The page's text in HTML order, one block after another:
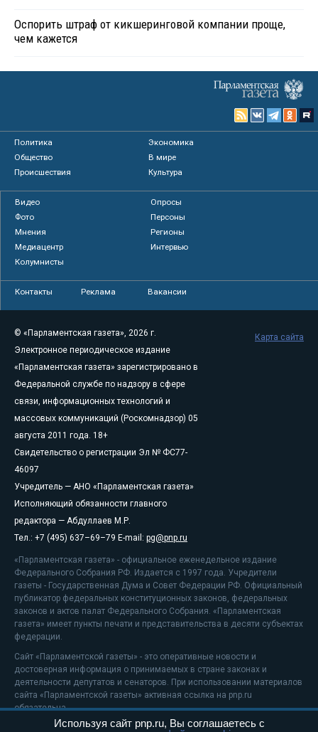
Оспорить штраф от кикшеринговой компании проще,
чем кажется
Политика
Экономика
Общество
В мире
Происшествия
Культура
Видео
Опросы
Фото
Персоны
Мнения
Регионы
Медиацентр
Интервью
Колумнисты
Контакты Реклама Вакансии
© «Парламентская газета», 2026 г.
Электронное периодическое издание
«Парламентская газета» зарегистрировано в
Федеральной службе по надзору в сфере
связи, информационных технологий и
массовых коммуникаций (Роскомнадзор) 05
августа 2011 года. 18+
Свидетельство о регистрации Эл № ФС77-
46097
Учредитель — АНО «Парламентская газета»
Исполняющий обязанности главного
редактора — Абдуллаев М.Р.
Тел.: +7 (495) 637–69–79 E-mail: pg@pnp.ru
«Парламентская газета» - официальное еженедельное издание
Федерального Собрания РФ. Издается с 1997 года. Учредители
газеты - Государственная Дума и Совет Федерации РФ. Официальный
публикатор федеральных конституционных законов, федеральных
законов и актов палат Федерального Собрания. «Парламентская
газета» имеет пункты печати и представительства в десяти субъектах
федерации.
Сайт «Парламентской газеты» - это оперативные новости и
достоверная информация о принимаемых в стране законах и
деятельности депутатов и сенаторов. При использовании материалов
сайта «Парламентской газеты» активная ссылка на pnp.ru
обязательна.
На информационном ресурсе применяютсярекомендательные
Карта сайта
Используя сайт pnp.ru, Вы соглашаетесь с